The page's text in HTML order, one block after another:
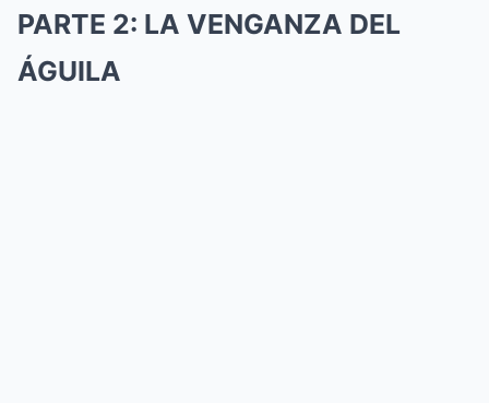
PARTE 2: LA VENGANZA DEL
ÁGUILA